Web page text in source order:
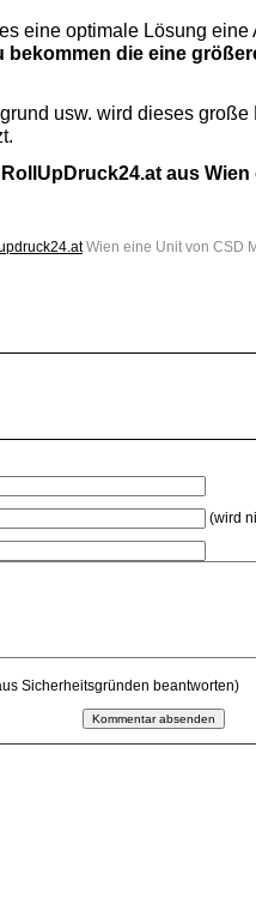
eine optimale Lösung
bekommen die eine
usw. wird dieses große
aus
Wien eine Unit von CSD
(wird
Sicherheitsgründen beantworten)